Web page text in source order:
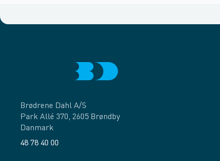
Brødrene Dahl A/S
Park Allé 370, 2605 Brøndby
Danmark
48 78 40 00